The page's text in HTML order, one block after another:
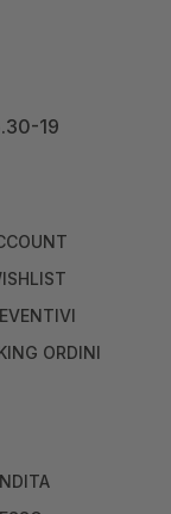
19
ORDINI